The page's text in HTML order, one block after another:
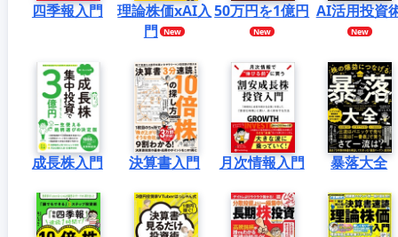
四季報入門
理論株価xAI入
門
50万円を1億円 AI活用投資
成長株入門 決算書入門 月次情報入門 暴落大全